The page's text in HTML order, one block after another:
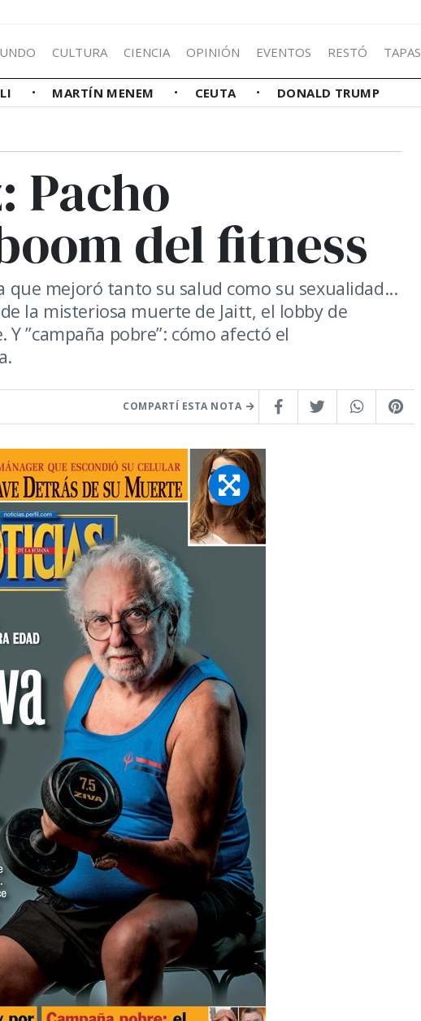
CULTURA CIENCIA OPINIÓN EVENTOS RESTÓ TAPAS
MARTÍN MENEM CEUTA DONALD TRUMP
Pacho
del fitness
mejoró tanto su salud como su sexualidad...
la misteriosa muerte de Jaitt, el lobby de
”campaña pobre”: cómo afectó el
COMPARTÍ ESTA NOTA